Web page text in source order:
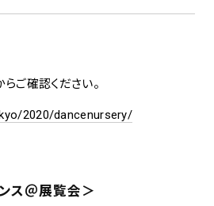
ご確認ください。
2020/dancenursery/
ス＠展覧会＞